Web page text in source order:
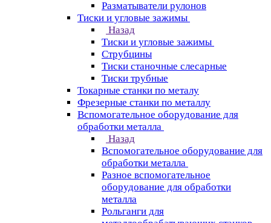
Разматыватели рулонов
Тиски и угловые зажимы
Назад
Тиски и угловые зажимы
Струбцины
Тиски станочные слесарные
Тиски трубные
Токарные станки по металу
Фрезерные станки по металлу
Вспомогательное оборудование для
обработки металла
Назад
Вспомогательное оборудование для
обработки металла
Разное вспомогательное
оборудование для обработки
металла
Рольганги для